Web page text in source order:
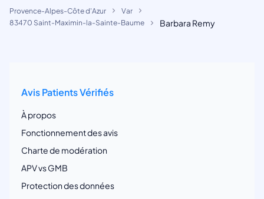
Provence-Alpes-Côte d'Azur
Var
83470 Saint-Maximin-la-Sainte-Baume
Barbara Remy
Avis Patients Vérifiés
À propos
Fonctionnement des avis
Charte de modération
APV vs GMB
Protection des données